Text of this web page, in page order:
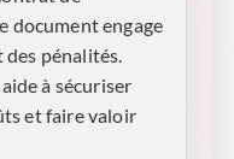
document engage
des pénalités.
à sécuriser
et faire valoir